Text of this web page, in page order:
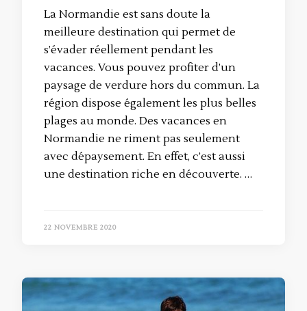
La Normandie est sans doute la
meilleure destination qui permet de
s’évader réellement pendant les
vacances. Vous pouvez profiter d’un
paysage de verdure hors du commun. La
région dispose également les plus belles
plages au monde. Des vacances en
Normandie ne riment pas seulement
avec dépaysement. En effet, c’est aussi
une destination riche en découverte. …
22 NOVEMBRE 2020